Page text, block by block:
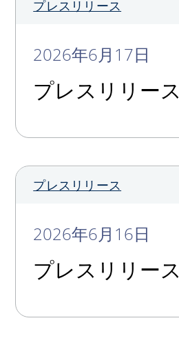
プレスリリース
2026年6月17日
プレスリリース
プレスリリース
2026年6月16日
プレスリリース